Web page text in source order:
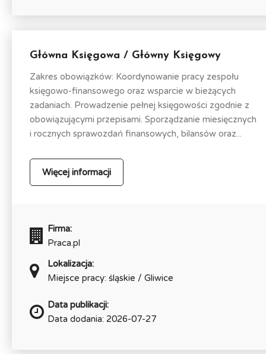
Główna Księgowa / Główny Księgowy
Zakres obowiązków: Koordynowanie pracy zespołu
księgowo-finansowego oraz wsparcie w bieżących
zadaniach. Prowadzenie pełnej księgowości zgodnie z
obowiązującymi przepisami. Sporządzanie miesięcznych
i rocznych sprawozdań finansowych, bilansów oraz...
Więcej informacji
Firma:
Praca.pl
Lokalizacja:
Miejsce pracy: śląskie / Gliwice
Data publikacji:
Data dodania: 2026-07-27